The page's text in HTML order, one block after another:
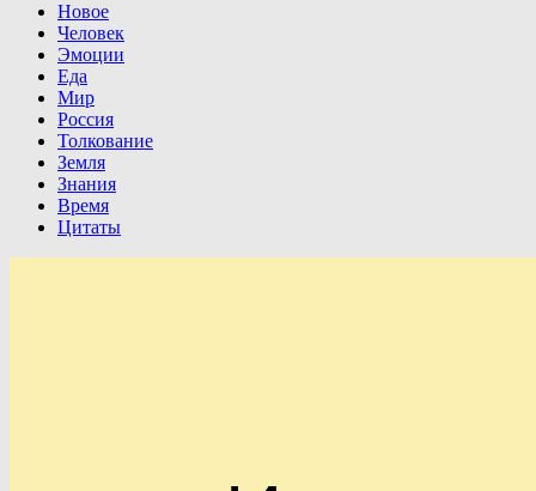
Новое
Человек
Эмоции
Еда
Мир
Россия
Толкование
Земля
Знания
Время
Цитаты